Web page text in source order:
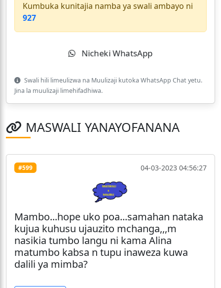
Kumbuka kunitajia namba ya swali ambayo ni
927
Nicheki WhatsApp
Swali hili limeulizwa na Muulizaji kutoka WhatsApp Chat yetu.
Jina la muulizaji limehifadhiwa.
MASWALI YANAYOFANANA
#599 04-03-2023 04:56:27
Mambo...hope uko poa...samahan nataka
kujua kuhusu ujauzito mchanga,,,m
nasikia tumbo langu ni kama Alina
matumbo kabsa n tupu inaweza kuwa
dalili ya mimba?